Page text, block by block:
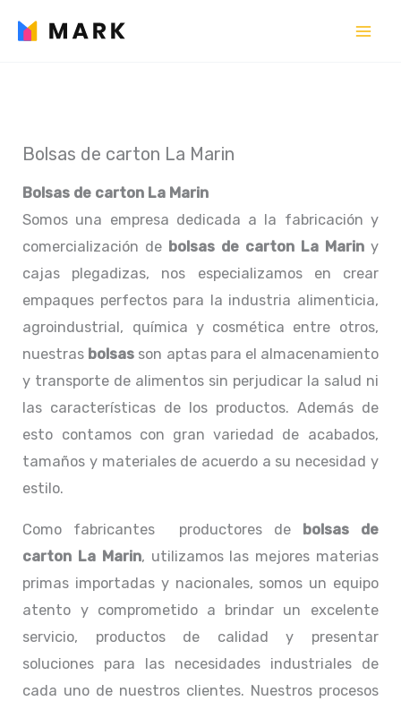
Bolsas de carton La Marin
Bolsas de carton La Marin
Somos una empresa dedicada a la fabricación y
comercialización de bolsas de carton La Mariny
cajas plegadizas, nos especializamos en crear
empaques perfectos para la industria alimenticia,
agroindustrial, química y cosmética entre otros,
nuestras bolsas son aptas para el almacenamiento
y transporte de alimentos sin perjudicar la salud ni
las características de los productos. Además de
esto contamos con gran variedad de acabados,
tamaños y materiales de acuerdo a su necesidad y
estilo.
Como fabricantes productores de bolsas de
carton La Marin, utilizamos las mejores materias
primas importadas y nacionales, somos un equipo
atento y comprometido a brindar un excelente
servicio, productos de calidad y presentar
soluciones para las necesidades industriales de
cada uno de nuestros clientes. Nuestros procesos